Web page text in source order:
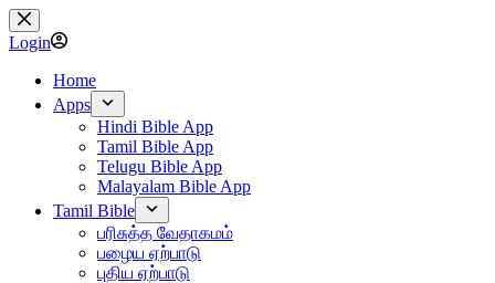
Skip
to
content
Login
Home
Apps
Hindi Bible App
Tamil Bible App
Telugu Bible App
Malayalam Bible App
Tamil Bible
பரிசுத்த வேதாகமம்
பழைய ஏற்பாடு
புதிய ஏற்பாடு